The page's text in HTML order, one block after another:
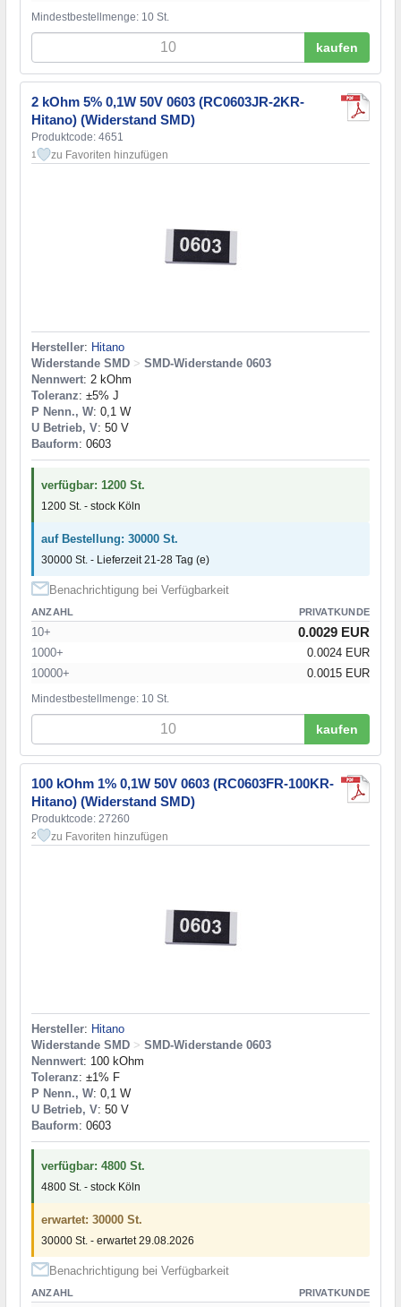
Mindestbestellmenge: 10 St.
kaufen
2 kOhm 5% 0,1W 50V 0603 (RC0603JR-2KR-
Hitano) (Widerstand SMD)
Produktcode: 4651
1 zu Favoriten hinzufügen
Hersteller: Hitano
Widerstande SMD > SMD-Widerstande 0603
Nennwert: 2 kOhm
Toleranz: ±5% J
P Nenn., W: 0,1 W
U Betrieb, V: 50 V
Bauform: 0603
verfügbar: 1200 St.
1200 St. - stock Köln
auf Bestellung: 30000 St.
30000 St. - Lieferzeit 21-28 Tag (e)
Benachrichtigung bei Verfügbarkeit
ANZAHL PRIVATKUNDE
10+ 0.0029 EUR
1000+
0.0024 EUR
10000+
0.0015 EUR
Mindestbestellmenge: 10 St.
kaufen
100 kOhm 1% 0,1W 50V 0603 (RC0603FR-100KR-
Hitano) (Widerstand SMD)
Produktcode: 27260
2 zu Favoriten hinzufügen
Hersteller: Hitano
Widerstande SMD > SMD-Widerstande 0603
Nennwert: 100 kOhm
Toleranz: ±1% F
P Nenn., W: 0,1 W
U Betrieb, V: 50 V
Bauform: 0603
verfügbar: 4800 St.
4800 St. - stock Köln
erwartet: 30000 St.
30000 St. - erwartet 29.08.2026
Benachrichtigung bei Verfügbarkeit
ANZAHL PRIVATKUNDE